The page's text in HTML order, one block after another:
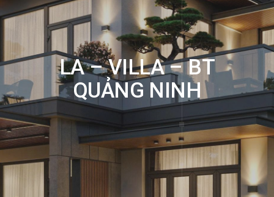
LA – VILLA – BT
QUẢNG NINH